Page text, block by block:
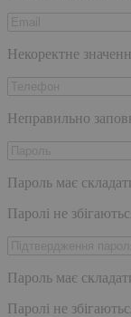
Некоректне
Неправильно
Пароль має
Паролі не
Пароль має
Паролі не